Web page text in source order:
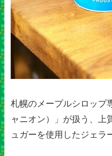
札幌のメープルシロップ
ャニオン）」が扱う、上
ュガーを使用したジェラ